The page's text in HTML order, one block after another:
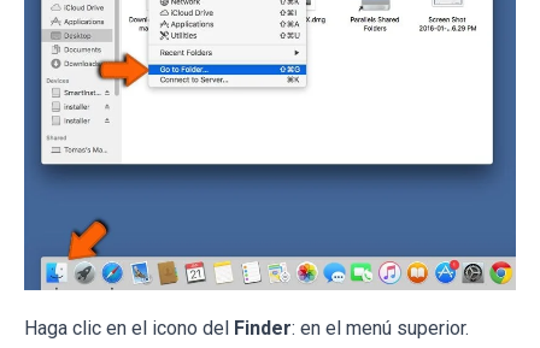
Haga clic en el icono del Finder: en el menú superior.